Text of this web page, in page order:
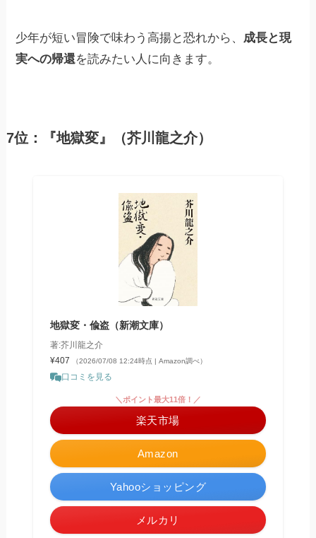
少年が短い冒険で味わう高揚と恐れから、 成長と現
実への帰還を読みたい人に向きます。
7位：『地獄変』（芥川龍之介）
地獄変・偸盗（新潮文庫）
著:芥川龍之介
¥407
（2026/07/08 12:24時点 | Amazon調べ）
口コミを見る
Amazon
＼ポイント最大11倍！／
楽天市場
Yahooショッピング
メルカリ